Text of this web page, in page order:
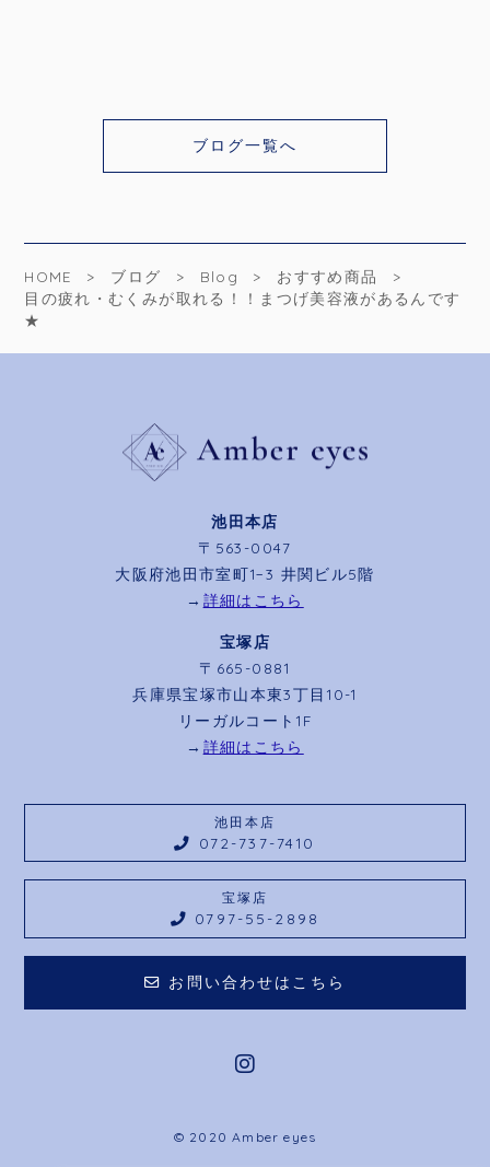
ブログ一覧へ
HOME ブログ Blog
おすすめ商品
目の疲れ・むくみが取れる！！まつげ美容液があるんです
★
池田本店
〒563-0047
大阪府池田市室町1−3 井関ビル5階
→ 詳細はこちら
宝塚店
〒665-0881
兵庫県宝塚市山本東3丁目10-1
リーガルコート1F
→ 詳細はこちら
池田本店
072-737-7410
宝塚店
0797-55-2898
お問い合わせはこちら
© 2020 Amber eyes